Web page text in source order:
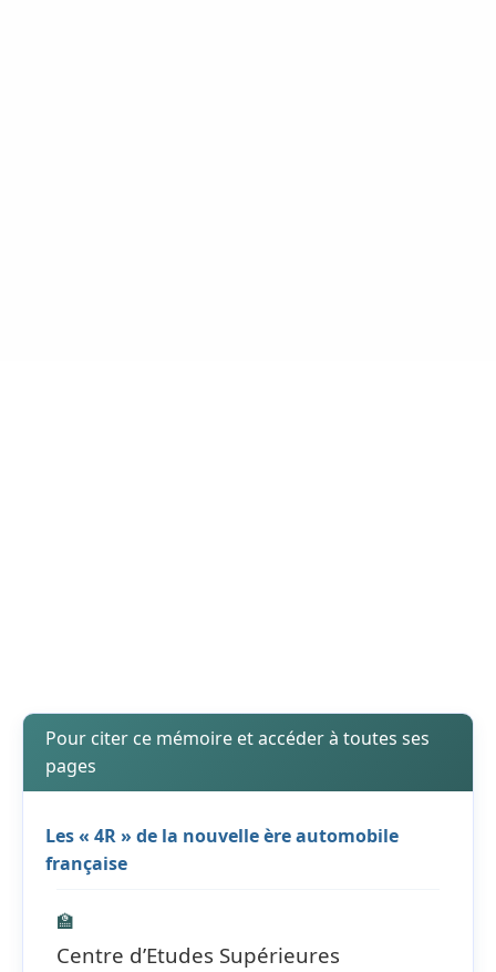
Pour citer ce mémoire et accéder à toutes ses
pages
Les « 4R » de la nouvelle ère automobile
française
🏫
Centre d’Etudes Supérieures